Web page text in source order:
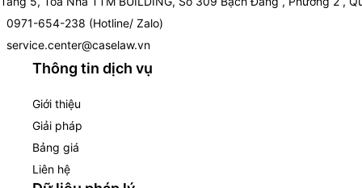
0971-654-238 (Hotline/ Zalo)
service.center@caselaw.vn
Thông tin dịch vụ
Giới thiệu
Giải pháp
Bảng giá
Liên hệ